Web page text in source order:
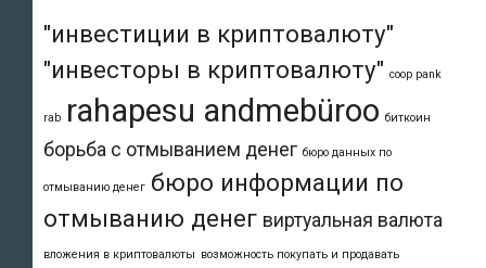
"инвестиции в криптовалюту"
"инвесторы в криптовалюту" coop pank
rab rahapesu andmebüroo биткоин
борьба с отмыванием денег бюро данных по
отмыванию денег бюро информации по
отмыванию денег виртуальная валюта
вложения в криптовалюты возможность покупать и продавать